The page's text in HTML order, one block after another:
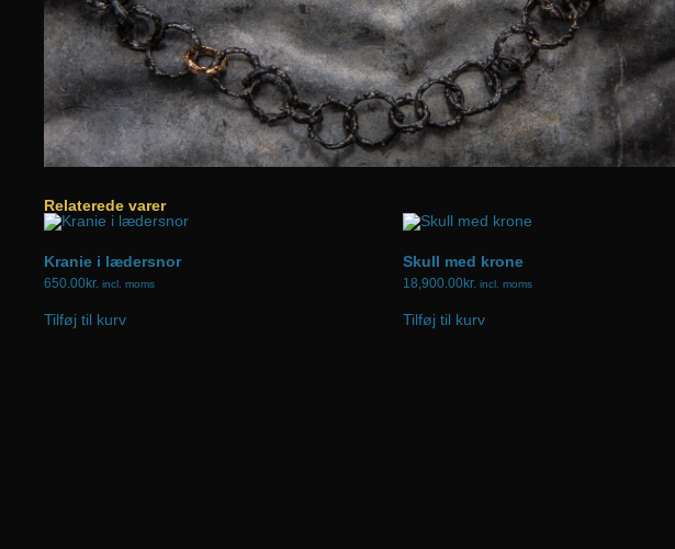
Relaterede varer
Kranie i lædersnor
650.00kr. incl. moms
Tilføj til kurv
Skull med krone
18,900.00kr. incl. moms
Tilføj til kurv